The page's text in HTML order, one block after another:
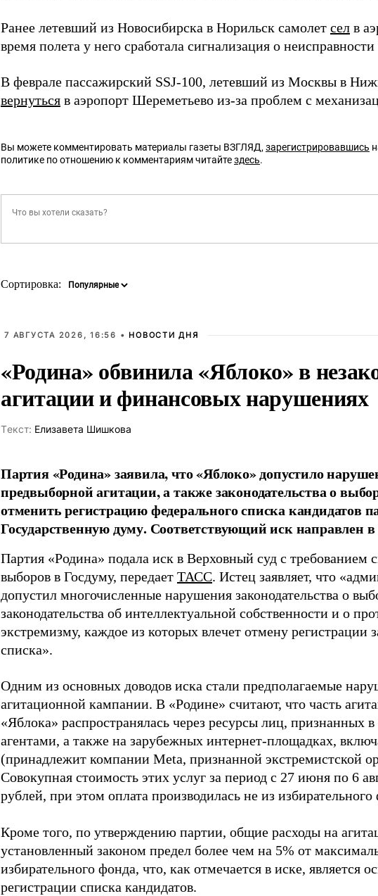
Ранее летевший из Новосибирска в Норильск самолет сел в
время полета у него сработала сигнализация о
В феврале пассажирский SSJ-100, летевший из Москвы в
вернуться в аэропорт Шереметьево из-за проблем с
Вы можете комментировать материалы газеты ВЗГЛЯД, зарегистрировавшись
политике по отношению к комментариям читайтездесь.
Сортировка:
7 АВГУСТА 2026, 16:56 • НОВОСТИ ДНЯ
«Родина» обвинила «Яблоко» в
агитации и финансовых нарушениях
Tекст: Елизавета Шишкова
Партия «Родина» заявила, что «Яблоко» допустило
предвыборной агитации, а также законодательства о
отменить регистрацию федерального списка кандидатов
Государственную думу. Соответствующий иск направлен в
Партия «Родина» подала иск в Верховный суд с требованием
выборов в Госдуму, передает ТАСС. Истец заявляет, что
допустил многочисленные нарушения законодательства о
законодательства об интеллектуальной собственности и о
экстремизму, каждое из которых влечет отмену регистрации
списка».
Одним из основных доводов иска стали предполагаемые
агитационной кампании. В «Родине» считают, что часть
«Яблока» распространялась через ресурсы лиц, признанных
агентами, а также на зарубежных интернет-площадках,
(принадлежит компании Meta, признанной экстремистской
Совокупная стоимость этих услуг за период с 27 июня по 6
рублей, при этом оплата производилась не из избирательного
Кроме того, по утверждению партии, общие расходы на
установленный законом предел более чем на 5% от
избирательного фонда, что, как отмечается в иске, является
регистрации списка кандидатов.